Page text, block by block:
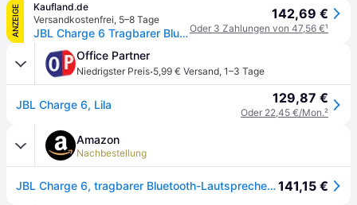
ANZEIGE
Kaufland.de
Versandkostenfrei, 5–8 Tage
JBL Charge 6 Tragbarer Bluetooth-Lautsprecher, 45 W, 28 Stunden, IP68 wasserdicht, staubdicht und stoßfest, integrierte Powerbank, violett
142,69 €
Oder 3 Zahlungen von 47,56 €¹
Office Partner
Niedrigster Preis·5,99 € Versand, 1–3 Tage
JBL Charge 6, Lila 129,87 €
Oder 22,45 €/Mon.²
Amazon
Nachbestellung
JBL Charge 6, tragbarer Bluetooth-Lautsprecher, 28 Stunden Akkulaufzeit, IP68 wasserdicht, Staub- und stoßfest, JBL Pro Sound mit AI Sound Boost, Auracast Multi-Speaker, Violett141,15 €